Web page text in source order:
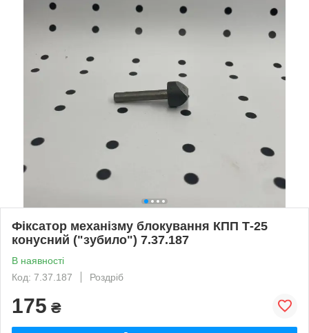
Фіксатор механізму блокування КПП Т-25
конусний ("зубило") 7.37.187
В наявності
Код: 7.37.187
Роздріб
175 ₴